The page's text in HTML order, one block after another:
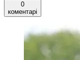
0
коментарі